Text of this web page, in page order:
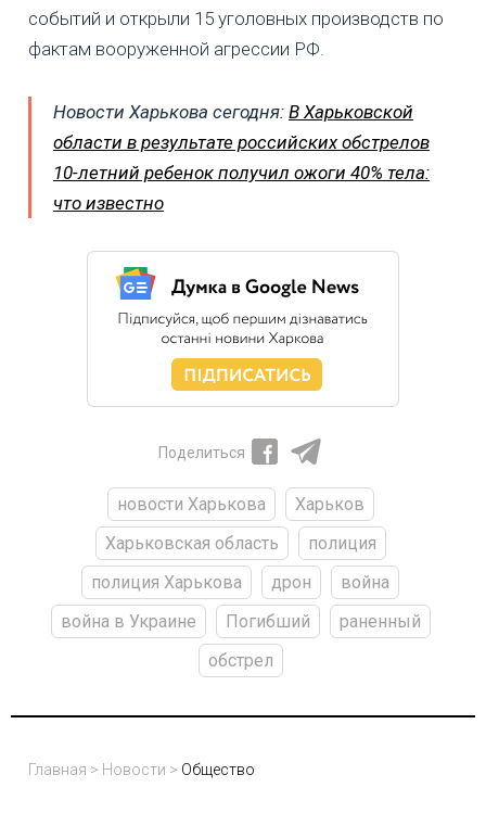
событий и открыли 15 уголовных производств по
фактам вооруженной агрессии РФ.
Новости Харькова сегодня: В Харьковской
области в результате российских обстрелов
10-летний ребенок получил ожоги 40% тела:
что известно
Поделиться
новости Харькова
Харьков
Харьковская область
полиция
полиция Харькова
дрон
война
война в Украине
Погибший
раненный
обстрел
Главная > Новости > Общество